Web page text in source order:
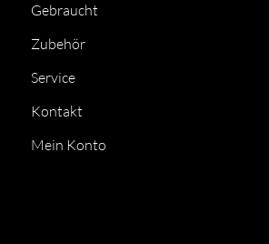
Gebraucht
Zubehör
Service
Kontakt
Mein Konto